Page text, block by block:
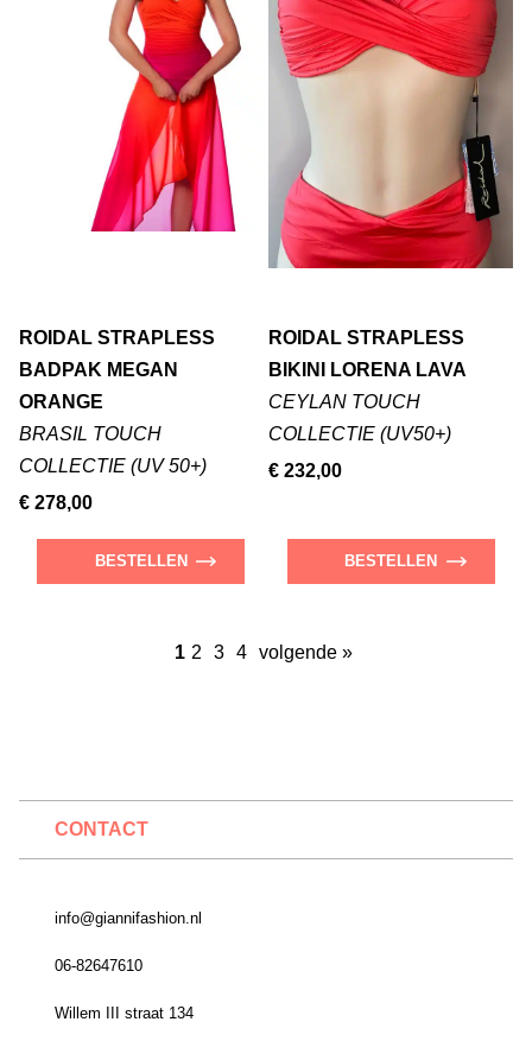
ROIDAL STRAPLESS
BADPAK MEGAN
ORANGE
BRASIL TOUCH
COLLECTIE (UV 50+)
€ 278,00
BESTELLEN
ROIDAL STRAPLESS
BIKINI LORENA LAVA
CEYLAN TOUCH
COLLECTIE (UV50+)
€ 232,00
BESTELLEN
1 2 3 4 volgende »
CONTACT
info@giannifashion.nl
06-82647610
Willem III straat 134